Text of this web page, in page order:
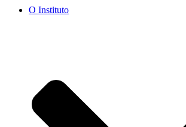
O Instituto